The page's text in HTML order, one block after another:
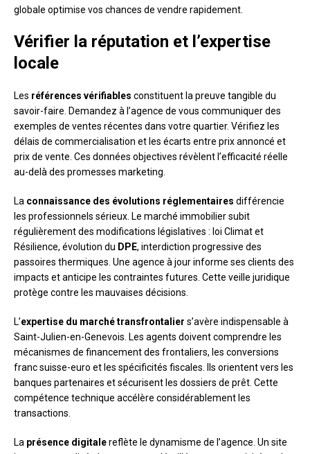
globale optimise vos chances de vendre rapidement.
Vérifier la réputation et l’expertise
locale
Les références vérifiables constituent la preuve tangible du
savoir-faire. Demandez à l’agence de vous communiquer des
exemples de ventes récentes dans votre quartier. Vérifiez les
délais de commercialisation et les écarts entre prix annoncé et
prix de vente. Ces données objectives révèlent l’efficacité réelle
au-delà des promesses marketing.
La connaissance des évolutions réglementaires différencie
les professionnels sérieux. Le marché immobilier subit
régulièrement des modifications législatives : loi Climat et
Résilience, évolution du DPE, interdiction progressive des
passoires thermiques. Une agence à jour informe ses clients des
impacts et anticipe les contraintes futures. Cette veille juridique
protège contre les mauvaises décisions.
L’expertise du marché transfrontalier s’avère indispensable à
Saint-Julien-en-Genevois. Les agents doivent comprendre les
mécanismes de financement des frontaliers, les conversions
franc suisse-euro et les spécificités fiscales. Ils orientent vers les
banques partenaires et sécurisent les dossiers de prêt. Cette
compétence technique accélère considérablement les
transactions.
La présence digitalereflète le dynamisme de l’agence. Un site